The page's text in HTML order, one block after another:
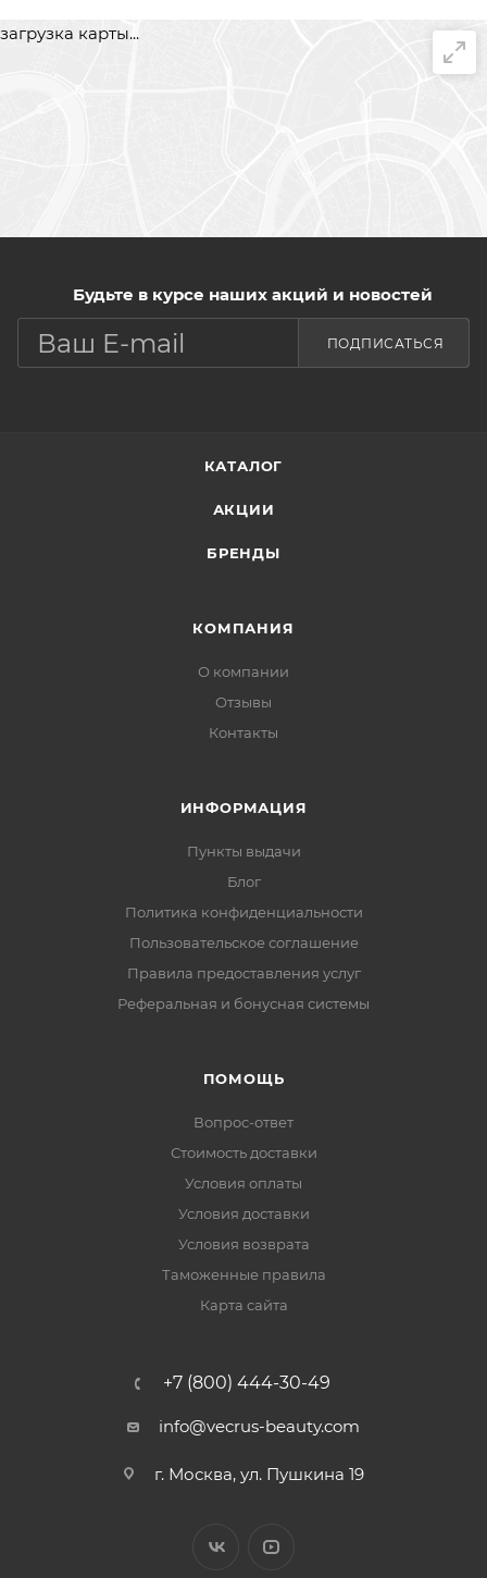
загрузка карты...
Будьте в курсе наших акций и новостей
ПОДПИСАТЬСЯ
КАТАЛОГ
АКЦИИ
БРЕНДЫ
КОМПАНИЯ
О компании
Отзывы
Контакты
ИНФОРМАЦИЯ
Пункты выдачи
Блог
Политика конфиденциальности
Пользовательское соглашение
Правила предоставления услуг
Реферальная и бонусная системы
ПОМОЩЬ
Вопрос-ответ
Стоимость доставки
Условия оплаты
Условия доставки
Условия возврата
Таможенные правила
Карта сайта
+7 (800) 444-30-49
info@vecrus-beauty.com
г. Москва, ул. Пушкина 19